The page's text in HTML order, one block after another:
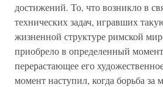
достижений. То, что возникло в
технических задач, игравших
жизненной структуре римской
приобрело в определенный
перерастающее его
момент наступил, когда борьба за